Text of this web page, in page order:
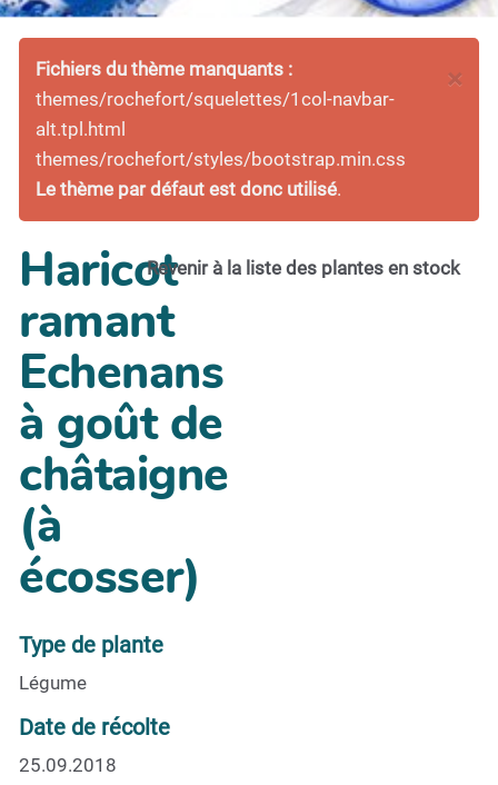
×
Fichiers du thème manquants :
themes/rochefort/squelettes/1col-navbar-
alt.tpl.html
themes/rochefort/styles/bootstrap.min.css
Le thème par défaut est donc utilisé.
Revenir à la liste des plantes en stock
Haricot
ramant
Echenans
à goût de
châtaigne
(à
écosser)
Type de plante
Légume
Date de récolte
25.09.2018